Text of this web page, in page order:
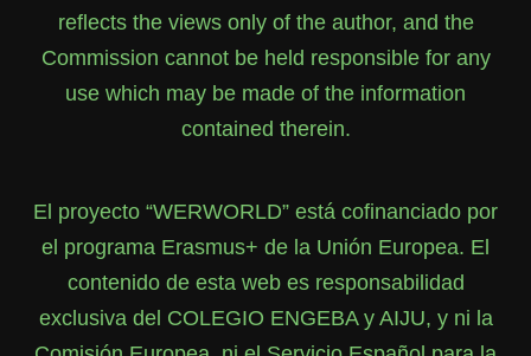
reflects the views only of the author, and the
Commission cannot be held responsible for any
use which may be made of the information
contained therein.
El proyecto “WERWORLD” está cofinanciado por
el programa Erasmus+ de la Unión Europea. El
contenido de esta web es responsabilidad
exclusiva del COLEGIO ENGEBA y AIJU, y ni la